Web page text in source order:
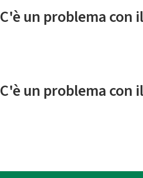
C'è un problema con
C'è un problema con